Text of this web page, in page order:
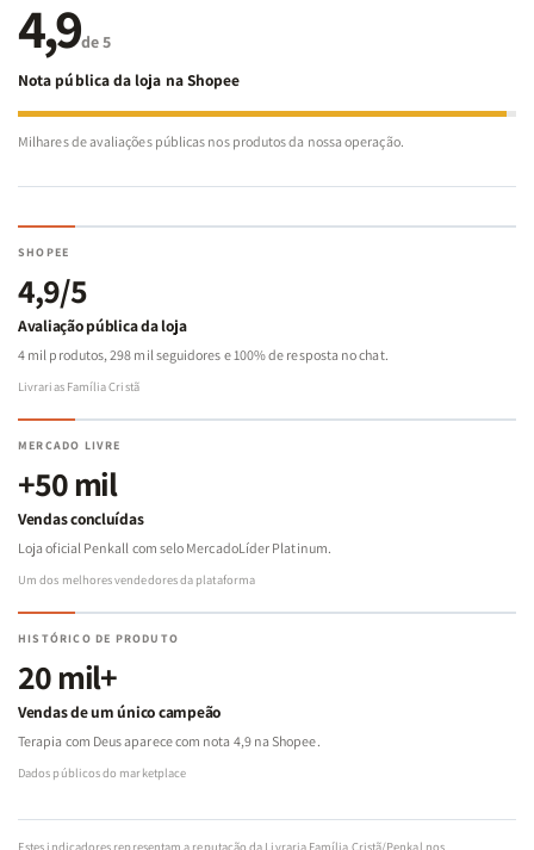
4,9de 5
Nota pública da loja na Shopee
Milhares de avaliações públicas nos produtos da nossa operação.
SHOPEE
4,9/5
Avaliação pública da loja
4 mil produtos, 298 mil seguidores e 100% de resposta no chat.
Livrarias Família Cristã
MERCADO LIVRE
+50 mil
Vendas concluídas
Loja oficial Penkall com selo MercadoLíder Platinum.
Um dos melhores vendedores da plataforma
HISTÓRICO DE PRODUTO
20 mil+
Vendas de um único campeão
Terapia com Deus aparece com nota 4,9 na Shopee.
Dados públicos do marketplace
Estes indicadores representam a reputação da Livraria Família Cristã/Penkal nos